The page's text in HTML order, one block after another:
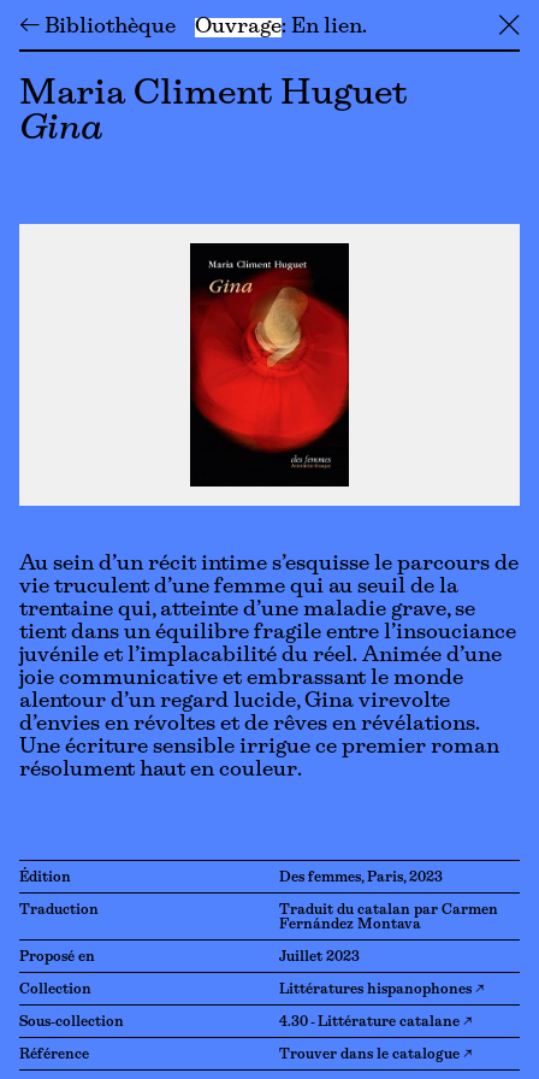
← Bibliothèque Ouvrage En lien ╳
Maria Climent Huguet
Gina
Au sein d’un récit intime s’esquisse le parcours de
vie truculent d’une femme qui au seuil de la
trentaine qui, atteinte d’une maladie grave, se
tient dans un équilibre fragile entre l’insouciance
juvénile et l’implacabilité du réel. Animée d’une
joie communicative et embrassant le monde
alentour d’un regard lucide, Gina virevolte
d’envies en révoltes et de rêves en révélations.
Une écriture sensible irrigue ce premier roman
résolument haut en couleur.
Édition Des femmes, Paris, 2023
Traduction
Traduit du catalan par Carmen
Fernández Montava
Proposé en Juillet 2023
Collection Littératures hispanophones ↗
Sous-collection 4.30 - Littérature catalane ↗
Référence Trouver dans le catalogue ↗